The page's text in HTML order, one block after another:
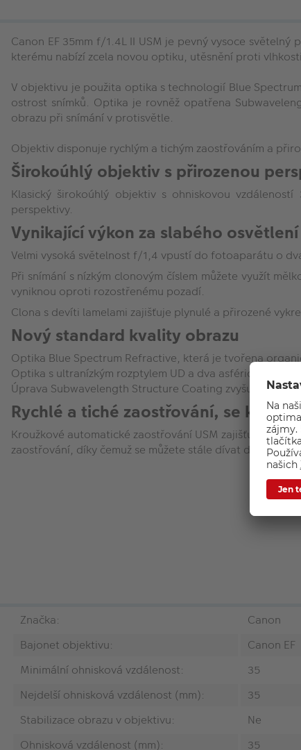
Canon EF 35mm f/1.4L II USM je pevný vysoce
kterému nabízí zcela novou optiku, utěsnění proti
V objektivu je použita optika s technologií Blue
ostrost snímků. Optika je rovněž opatřena
obrazu při snímání v protisvětle.
Objektiv disponuje rychlým a tichým zaostřováním a
Širokoúhlý objektiv s přirozenou
Klasický širokoúhlý objektiv s ohniskovou
perspektivy.
Vynikající výkon za slabého osvětlení
Velmi vysoká světelnost f/1,4 vpustí do fotoaparátu o
Při snímání s nízkým clonovým číslem můžete využít
vyniknou oproti rozostřenému pozadí.
Clona s devíti lamelami zajišťuje plynulé a přirozené
Nový standard kvality obrazu
Optika Blue Spectrum Refractive, která je tvořena
Optika s ultranízkým rozptylem UD a dva asférické
Úprava Subwavelength Structure Coating zvyšuje
Rychlé a tiché zaostřování, se
Kroužkové automatické zaostřování USM zajišťuje
zaostřování, díky čemuž se můžete stále dívat do
Značka:
Canon
Bajonet objektivu:
Canon EF
Minimální ohnisková vzdálenost:
35
Nejdelší ohnisková vzdálenost (mm):
35
Stabilizace obrazu v objektivu:
Ne
Ohnisková vzdálenost (mm):
35